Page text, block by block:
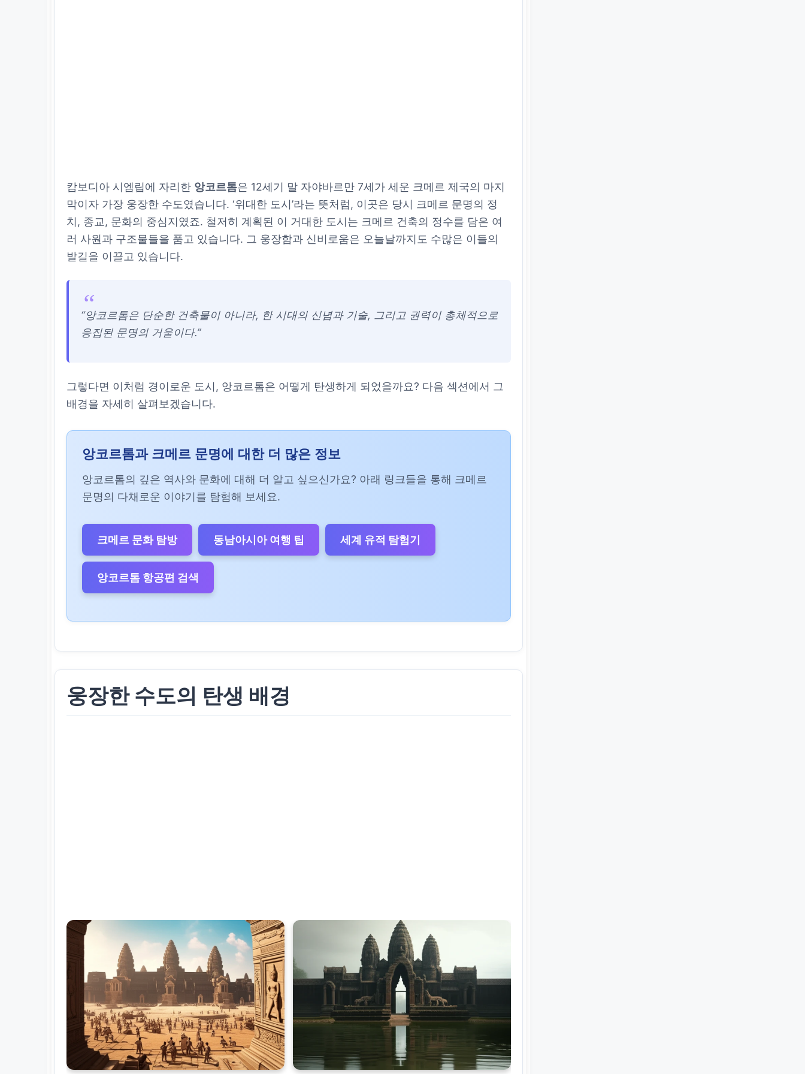
캄보디아 시엠립에 자리한 앙코르톰은 12세기 말 자야바르만 7세가 세운 크메르 제국의 마지
막이자 가장 웅장한 수도였습니다. ‘위대한 도시’라는 뜻처럼, 이곳은 당시 크메르 문명의 정
치, 종교, 문화의 중심지였죠. 철저히 계획된 이 거대한 도시는 크메르 건축의 정수를 담은 여
러 사원과 구조물들을 품고 있습니다. 그 웅장함과 신비로움은 오늘날까지도 수많은 이들의
발길을 이끌고 있습니다.
“앙코르톰은 단순한 건축물이 아니라, 한 시대의 신념과 기술, 그리고 권력이 총체적으로
응집된 문명의 거울이다.”
그렇다면 이처럼 경이로운 도시, 앙코르톰은 어떻게 탄생하게 되었을까요? 다음 섹션에서 그
배경을 자세히 살펴보겠습니다.
앙코르톰과 크메르 문명에 대한 더 많은 정보
앙코르톰의 깊은 역사와 문화에 대해 더 알고 싶으신가요? 아래 링크들을 통해 크메르
문명의 다채로운 이야기를 탐험해 보세요.
크메르 문화 탐방 동남아시아 여행 팁 세계 유적 탐험기
앙코르톰 항공편 검색
웅장한 수도의 탄생 배경